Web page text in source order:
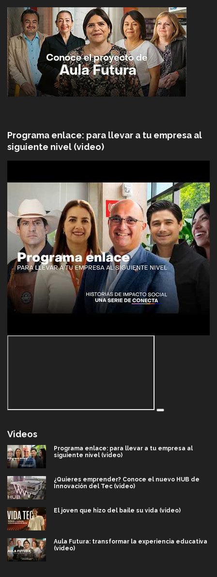
Programa enlace: para llevar a tu empresa al
siguiente nivel (video)
Videos
Programa enlace: para llevar a tu empresa al
siguiente nivel (video)
¿Quieres emprender? Conoce el nuevo HUB de
Innovación del Tec (video)
El joven que hizo del baile su vida (video)
Aula Futura: transformar la experiencia educativa
(video)